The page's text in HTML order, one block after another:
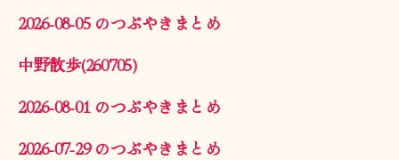
2026-08-05 のつぶやきまとめ
中野散歩(260705)
2026-08-01 のつぶやきまとめ
2026-07-29 のつぶやきまとめ